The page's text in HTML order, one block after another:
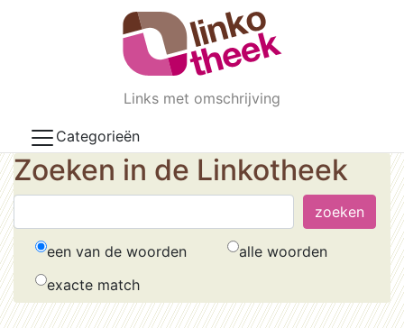
Skip to main content
Links met omschrijving
Categorieën
Zoeken in de Linkotheek
een van de woorden
alle woorden
exacte match